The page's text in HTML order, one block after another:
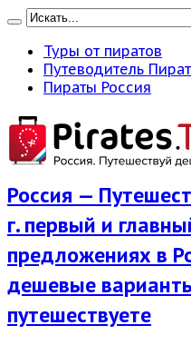
Туры от пиратов
Путеводитель
Пираты Россия
Россия —
г. первый и
предложениях в
дешевые
путешествуете